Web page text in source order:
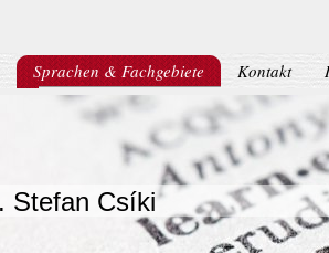
Sprachen & Fachgebiete Kontakt
Stefan Csíki